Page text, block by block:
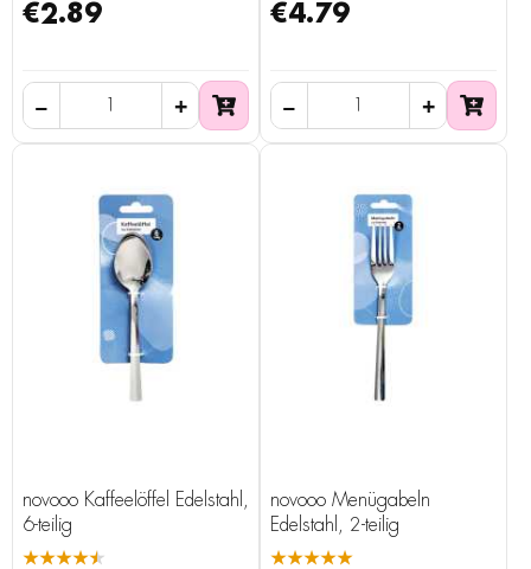
€2.89 €4.79
novooo Kaffeelöffel Edelstahl,
6-teilig
★★★★★
novooo Menügabeln
Edelstahl, 2-teilig
★★★★★